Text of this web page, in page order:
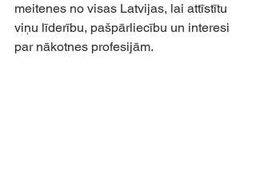
meitenes no visas Latvijas, lai attīstītu
viņu līderību, pašpārliecību un interesi
par nākotnes profesijām.